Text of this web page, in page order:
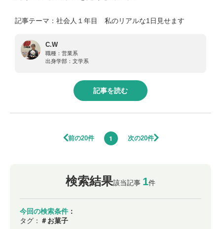
記事テーマ：社会人１年目 私のリアルな1日見せます
C.W
職種： 営業系
出身学部： 文学系
記事を読む
前の20件 1 次の20件
検索結果該当記事 1件
今回の検索条件 ：
タグ： ＃お菓子